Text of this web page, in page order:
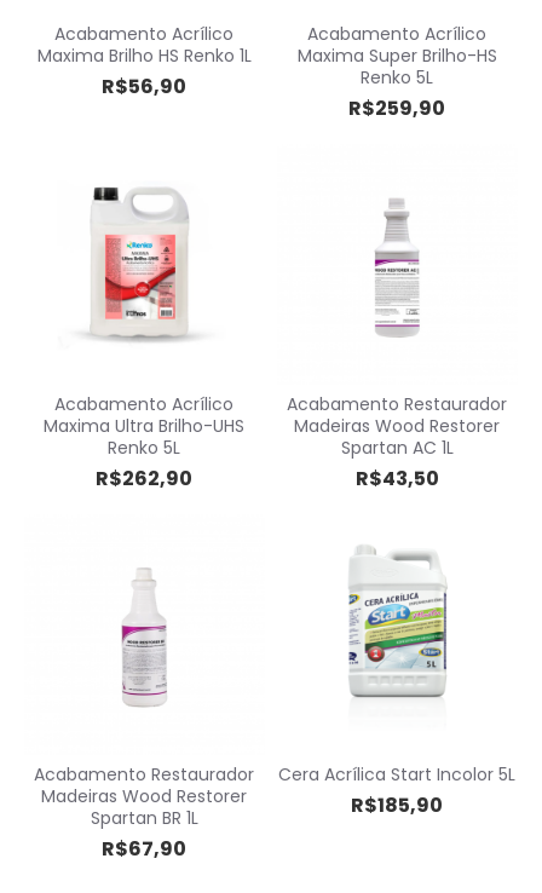
Acabamento Acrílico
Maxima Brilho HS Renko 1L
R$56,90
Acabamento Acrílico
Maxima Super Brilho-HS
Renko 5L
R$259,90
Acabamento Acrílico
Maxima Ultra Brilho-UHS
Renko 5L
R$262,90
Acabamento Restaurador
Madeiras Wood Restorer
Spartan AC 1L
R$43,50
Acabamento Restaurador
Madeiras Wood Restorer
Spartan BR 1L
R$67,90
Cera Acrílica Start Incolor 5L
R$185,90